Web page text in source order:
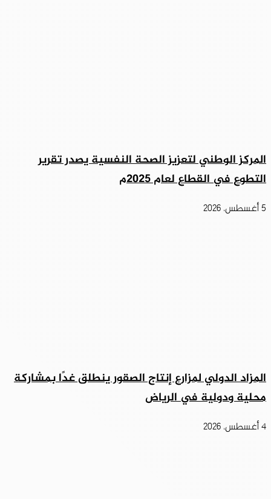
المركز الوطني لتعزيز الصحة النفسية يصدر تقرير
التطوع في القطاع لعام 2025م
5 أغسطس، 2026
المزاد الدولي لمزارع إنتاج الصقور ينطلق غدًا بمشاركة
محلية ودولية في الرياض
4 أغسطس، 2026